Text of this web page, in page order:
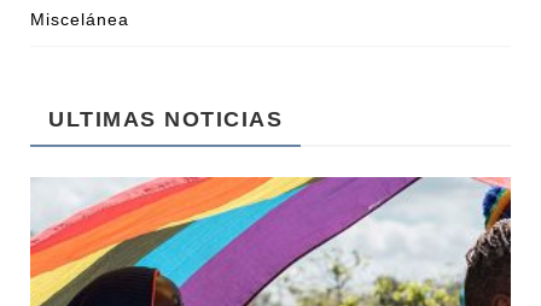
Miscelánea
ULTIMAS NOTICIAS